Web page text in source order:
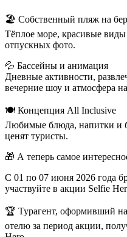
🏖️ Собственный пляж на
Тёплое море, красивые
отпускных фото.
💦 Бассейны и анимация
Дневные активности,
вечерние шоу и атмосфера
🍽️ Концепция All Inclusive
Любимые блюда, напитки и
ценят туристы.
🎁 А теперь самое
С 01 по 07 июня 2026 года
участвуйте в акции Selfie
🏆 Турагент, оформивший
отелю за период акции,